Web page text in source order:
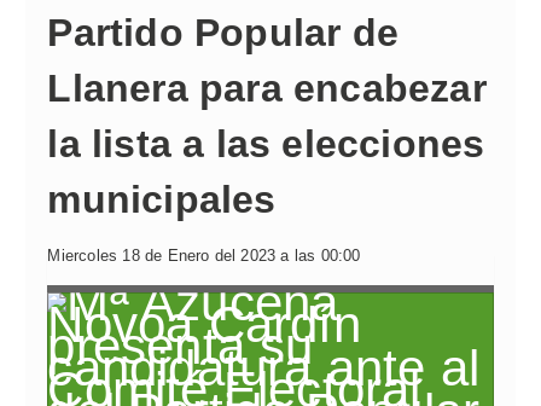
Partido Popular de
Llanera para encabezar
la lista a las elecciones
municipales
Miercoles 18 de Enero del 2023 a las 00:00